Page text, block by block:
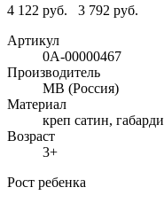
4 122 руб.
3 792 руб.
Артикул
0А-00000467
Производитель
МВ (Россия)
Материал
креп сатин,
Возраст
3+
Рост ребенка